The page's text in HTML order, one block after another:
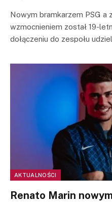
Nowym bramkarzem PSG a
wzmocnieniem został 19-
dołączeniu do zespołu
AKTUALNOŚCI
Renato Marin